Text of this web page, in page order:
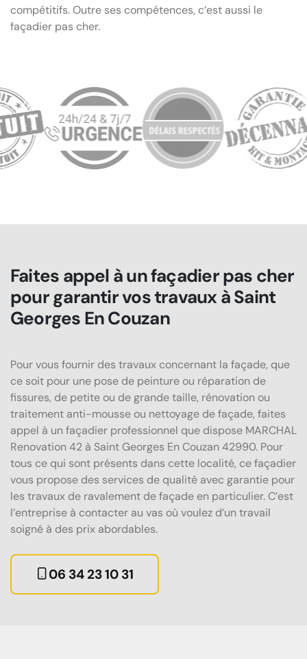
compétitifs. Outre ses compétences, c’est aussi le
façadier pas cher.
Faites appel à un façadier pas cher
pour garantir vos travaux à Saint
Georges En Couzan
Pour vous fournir des travaux concernant la façade, que
ce soit pour une pose de peinture ou réparation de
fissures, de petite ou de grande taille, rénovation ou
traitement anti-mousse ou nettoyage de façade, faites
appel à un façadier professionnel que dispose MARCHAL
Renovation 42 à Saint Georges En Couzan 42990. Pour
tous ce qui sont présents dans cette localité, ce façadier
vous propose des services de qualité avec garantie pour
les travaux de ravalement de façade en particulier. C’est
l’entreprise à contacter au vas où voulez d’un travail
soigné à des prix abordables.
06 34 23 10 31